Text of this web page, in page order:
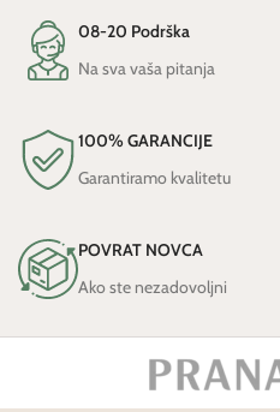
08-20 Podrška
Na sva vaša pitanja
100% GARANCIJE
Garantiramo kvalitetu
POVRAT NOVCA
Ako ste nezadovoljni